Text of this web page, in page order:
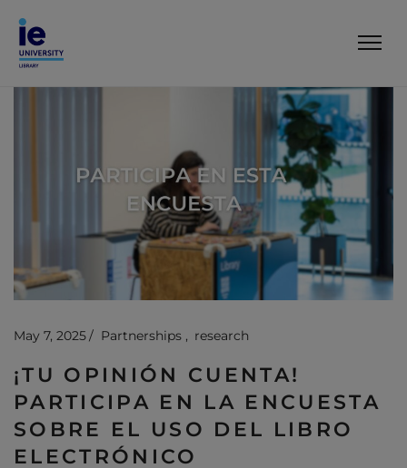
May 7, 2025 Partnerships research
¡TU OPINIÓN CUENTA!
PARTICIPA EN LA ENCUESTA
SOBRE EL USO DEL LIBRO
ELECTRÓNICO